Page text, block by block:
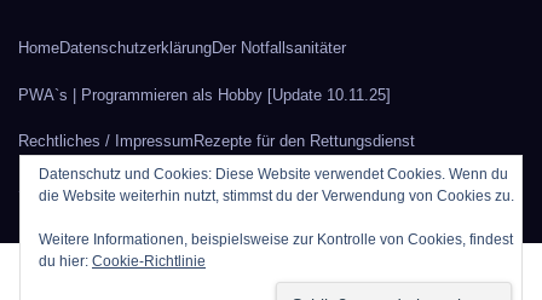
HomeDatenschutzerklärungDer Notfallsanitäter
PWA`s | Programmieren als Hobby [Update 10.11.25]
Rechtliches / Impressum Rezepte für den Rettungsdienst
SauerstoffberechnungWerbung auf Rettungsdienstblog.eu
Datenschutz und Cookies: Diese Website verwendet Cookies. Wenn du
die Website weiterhin nutzt, stimmst du der Verwendung von Cookies zu.
Weitere Informationen, beispielsweise zur Kontrolle von Cookies, findest
du hier: Cookie-Richtlinie